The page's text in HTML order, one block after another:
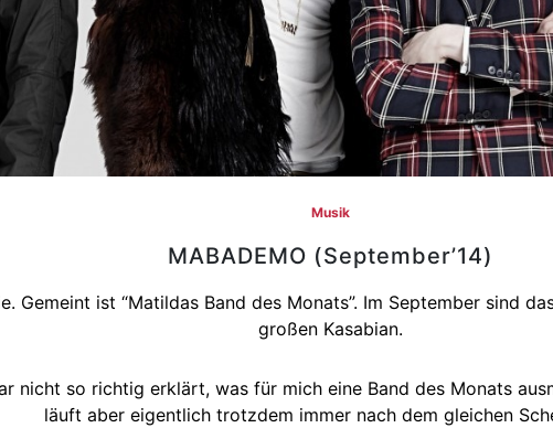
Musik
MABADEMO (September’14)
Gemeint ist “Matildas Band des Monats”. Im September sind
großen Kasabian.
nicht so richtig erklärt, was für mich eine Band des Monats
läuft aber eigentlich trotzdem immer nach dem gleichen